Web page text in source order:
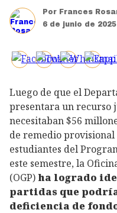
Por Frances
6 de junio de 2025
Luego de que el
presentara un recurso
necesitaban $56
de remedio
estudiantes del
este semestre, la
(OGP) ha logrado
partidas que
deficiencia de